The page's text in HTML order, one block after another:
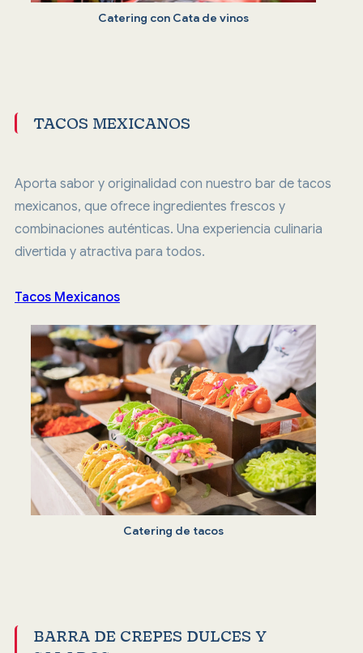
Catering con Cata de vinos
TACOS MEXICANOS
Aporta sabor y originalidad con nuestro bar de tacos
mexicanos, que ofrece ingredientes frescos y
combinaciones auténticas. Una experiencia culinaria
divertida y atractiva para todos.
Tacos Mexicanos
Catering de tacos
BARRA DE CREPES DULCES Y